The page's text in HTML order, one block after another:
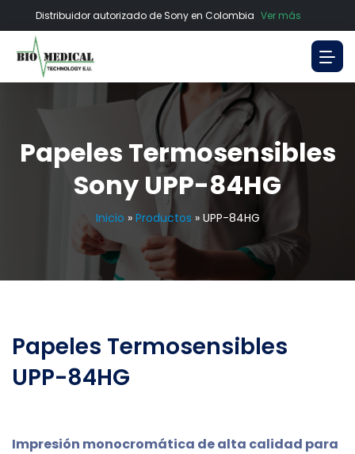
Distribuidor autorizado de Sony en Colombia Ver más
Papeles Termosensibles
Sony UPP-84HG
Inicio » Productos » UPP-84HG
Papeles Termosensibles
UPP-84HG
Impresión monocromática de alta calidad para